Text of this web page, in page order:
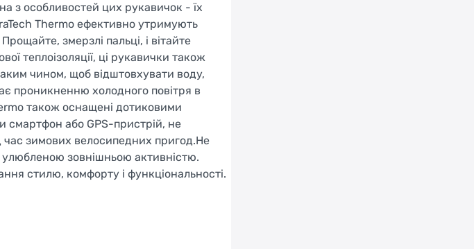
з особливостей цих рукавичок - їх
Thermo ефективно утримують
змерзлі пальці, і вітайте
теплоізоляції, ці рукавички також
чином, щоб відштовхувати воду,
проникненню холодного повітря в
також оснащені дотиковими
або GPS-пристрій, не
час зимових велосипедних пригод.Не
зовнішньою активністю.
стилю, комфорту і функціональності.